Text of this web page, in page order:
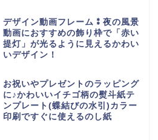
デザイン動画フレーム⁑夜の風景
動画におすすめの飾り枠で「赤い
提灯」が光るように見えるかわい
いデザイン！
お祝いやプレゼントのラッピング
に♪かわいいイチゴ柄の熨斗紙テ
ンプレート(蝶結びの水引)カラー
印刷ですぐに使えるのし紙